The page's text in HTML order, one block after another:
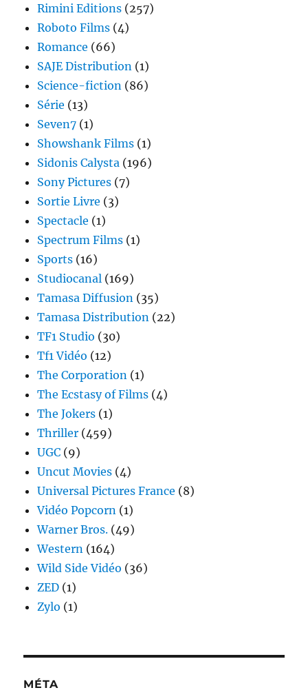
Rimini Editions (257)
Roboto Films (4)
Romance (66)
SAJE Distribution (1)
Science-fiction (86)
Série (13)
Seven7 (1)
Showshank Films (1)
Sidonis Calysta (196)
Sony Pictures (7)
Sortie Livre (3)
Spectacle (1)
Spectrum Films (1)
Sports (16)
Studiocanal (169)
Tamasa Diffusion (35)
Tamasa Distribution (22)
TF1 Studio (30)
Tf1 Vidéo (12)
The Corporation (1)
The Ecstasy of Films (4)
The Jokers (1)
Thriller (459)
UGC (9)
Uncut Movies (4)
Universal Pictures France (8)
Vidéo Popcorn (1)
Warner Bros. (49)
Western (164)
Wild Side Vidéo (36)
ZED (1)
Zylo (1)
MÉTA